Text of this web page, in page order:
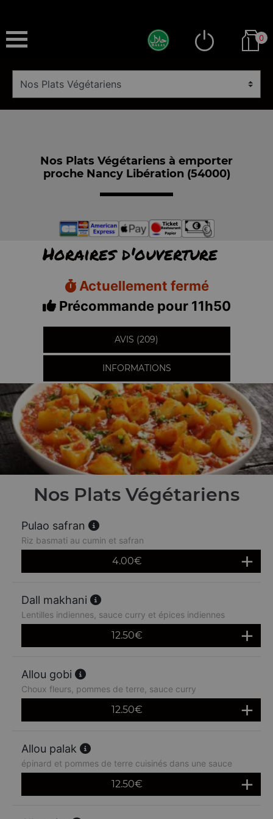
0
Nos Plats Végétariens à emporter
proche Nancy Libération (54000)
Horaires d'ouverture
Actuellement fermé
Précommande pour 11h50
AVIS (209)
INFORMATIONS
Nos Plats Végétariens
Pulao safran
Riz basmati au cumin et safran
4.00€
Dall makhani
Lentilles indiennes, sauce curry et épices indiennes
12.50€
Allou gobi
Choux fleurs, pommes de terre, sauce curry
12.50€
Allou palak
épinard et pommes de terre cuisinés dans une sauce
12.50€